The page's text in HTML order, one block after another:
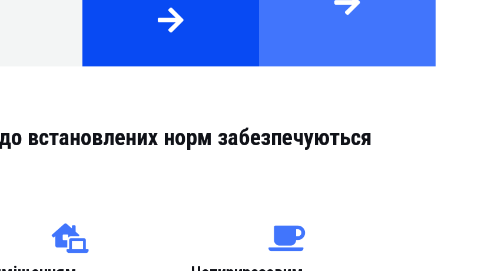
встановлених норм забезпечуються